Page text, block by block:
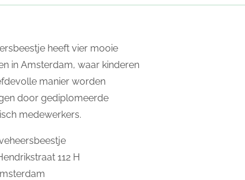
heeft vier mooie
in Amsterdam, waar kinderen
manier worden
door gediplomeerde
medewerkers.
112 H